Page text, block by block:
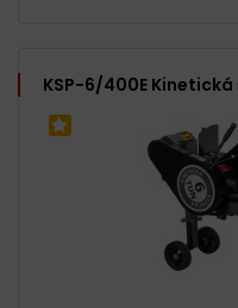
KSP-6/400E